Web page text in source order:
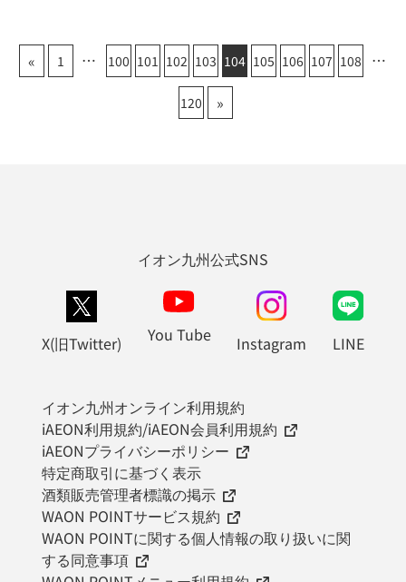
« 1 100 101 102 103 104 105 106 107 108
120 »
イオン九州公式SNS
X(旧Twitter) You Tube Instagram LINE
イオン九州オンライン利用規約
iAEON利用規約/iAEON会員利用規約
iAEONプライバシーポリシー
特定商取引に基づく表示
酒類販売管理者標識の掲示
WAON POINTサービス規約
WAON POINTに関する個人情報の取り扱いに関
する同意事項